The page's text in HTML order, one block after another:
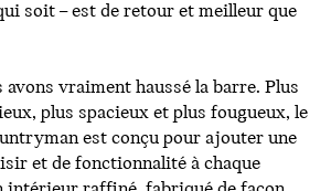
soit – est de retour et meilleur que
vraiment haussé la barre. Plus
plus spacieux et plus fougueux, le
est conçu pour ajouter une
et de fonctionnalité à chaque